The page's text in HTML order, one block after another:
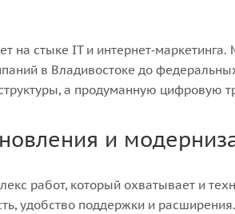
на стыке IT и
в Владивостоке до
а продуманную цифровую
и
работ, который охватывает и
удобство поддержки и